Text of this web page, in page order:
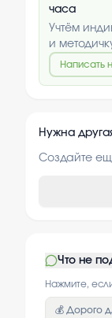
часа
Учтём
и
Написать
Нужна
Создайте
Что не
Нажмите,
💰 Дорого